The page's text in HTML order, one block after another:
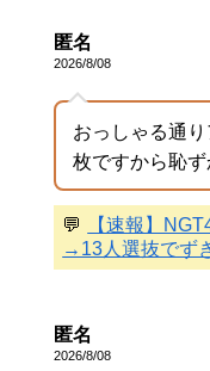
匿名
2026/8/08
おっしゃる通
枚ですから恥
💬
【速報】
→13人選抜でず
匿名
2026/8/08